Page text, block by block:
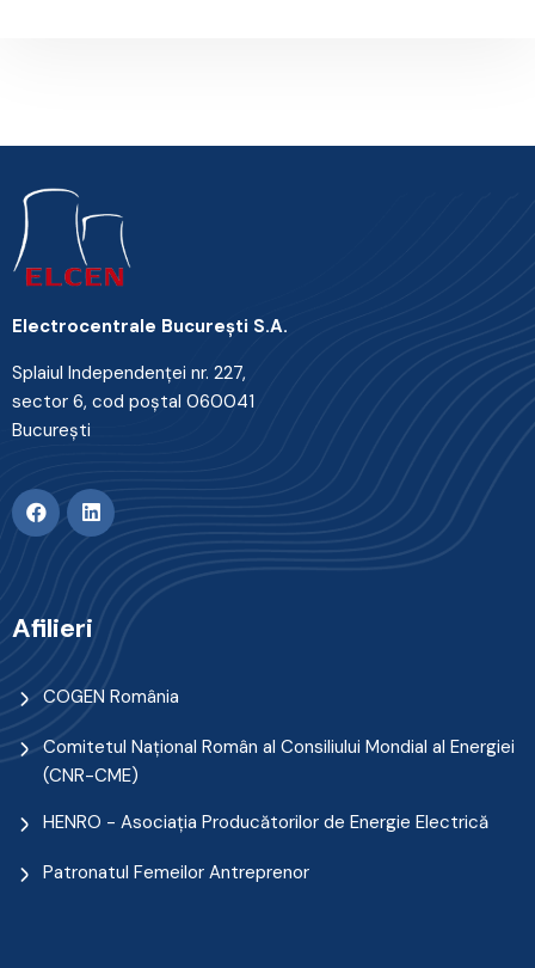
Electrocentrale Bucureşti S.A.
Splaiul Independenţei nr. 227,
sector 6, cod poştal 060041
Bucureşti
Afilieri
COGEN România
Comitetul Naţional Român al Consiliului Mondial al Energiei
(CNR-CME)
HENRO - Asociația Producătorilor de Energie Electrică
Patronatul Femeilor Antreprenor